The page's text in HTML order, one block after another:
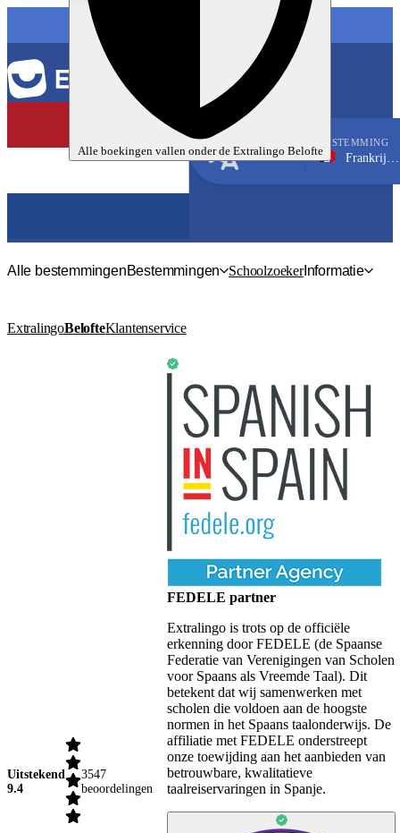
Alle boekingen vallen onder de Extralingo Belofte
TAAL
Frans
BESTEMMING
Frankrijk, Toulouse
Alle bestemmingenBestemmingen SchoolzoekerInformatie
ExtralingoBelofteKlantenservice
Uitstekend
9.4
3547
beoordelingen
FEDELE partner
Extralingo is trots op de officiële
erkenning door FEDELE (de Spaanse
Federatie van Verenigingen van Scholen
voor Spaans als Vreemde Taal). Dit
betekent dat wij samenwerken met
scholen die voldoen aan de hoogste
normen in het Spaans taalonderwijs. De
affiliatie met FEDELE onderstreept
onze toewijding aan het aanbieden van
betrouwbare, kwalitatieve
taalreiservaringen in Spanje.